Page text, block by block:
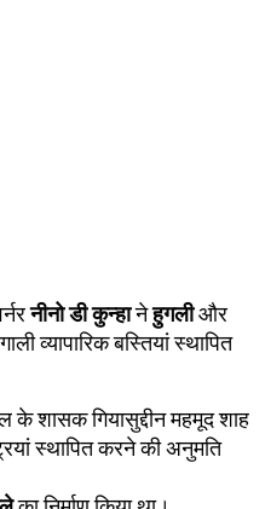
नीनो डी कुन्हानेहुगलीऔर
व्यापारिक बस्तियां स्थापित
के शासक गियासुद्दीन महमूद शाह
स्थापित करने की अनुमति